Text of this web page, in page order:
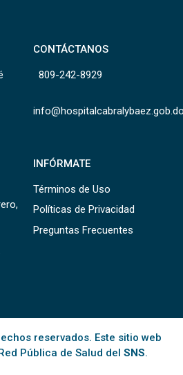
CONTÁCTANOS
809-242-8929
INFÓRMATE
Términos de Uso
Políticas de Privacidad
Preguntas Frecuentes
reservados. Este sitio web
Pública de Salud del SNS.